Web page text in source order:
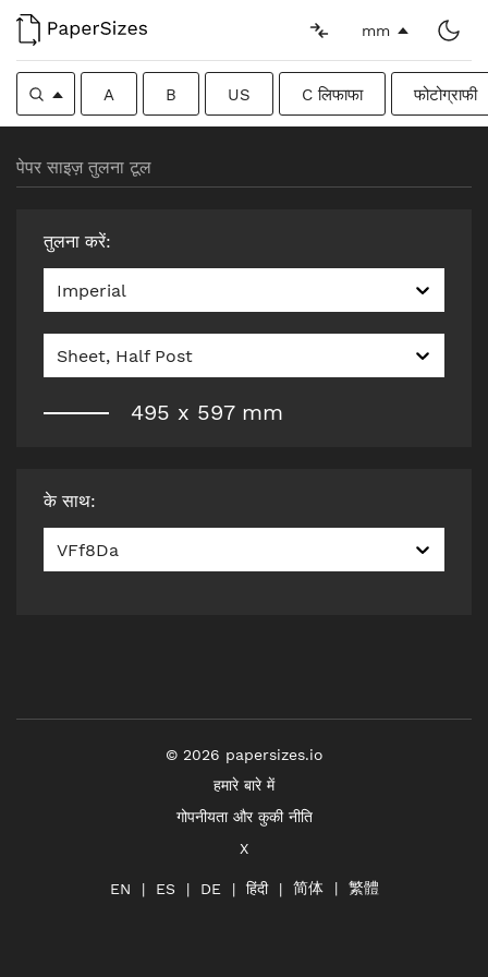
mm
A B US C लिफाफा फोटोग्राफी
पेपर साइज़ तुलना टूल
तुलना करें:
Imperial
Sheet, Half Post
495 x 597 mm
के साथ:
VFf8Da
© 2026 papersizes.io
हमारे बारे में
गोपनीयता और कुकी नीति
X
EN ES DE हिंदी 简体 繁體